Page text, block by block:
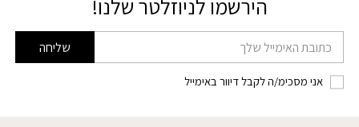
הירשמו לניוזלטר שלנו!
דוא׳׳ל שליחה
אני מסכימ/ה לקבל דיוור באימייל